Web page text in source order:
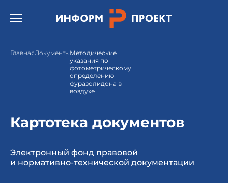
Открыть бургер меню.
ГлавнаяДокументыМетодические
указания по
фотометрическому
определению
фуразолидона в
воздухе
Картотека документов
Электронный фонд правовой
и нормативно-технической документации